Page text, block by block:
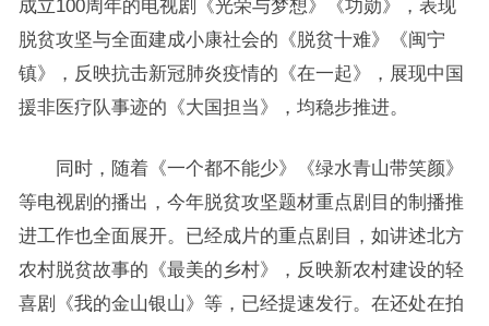
成立100周年的电视剧《光荣与梦想》《功勋》，表现
脱贫攻坚与全面建成小康社会的《脱贫十难》《闽宁
镇》，反映抗击新冠肺炎疫情的《在一起》，展现中国
援非医疗队事迹的《大国担当》，均稳步推进。
同时，随着《一个都不能少》《绿水青山带笑颜》
等电视剧的播出，今年脱贫攻坚题材重点剧目的制播推
进工作也全面展开。已经成片的重点剧目，如讲述北方
农村脱贫故事的《最美的乡村》，反映新农村建设的轻
喜剧《我的金山银山》等，已经提速发行。在还处在拍